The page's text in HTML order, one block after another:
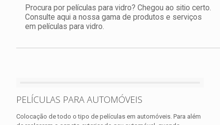
Procura por películas para vidro? Chegou ao sitio certo.
Consulte aqui a nossa gama de produtos e serviços
em películas para vidro.
PELÍCULAS PARA AUTOMÓVEIS
Colocação de todo o tipo de películas em automóveis. Para além